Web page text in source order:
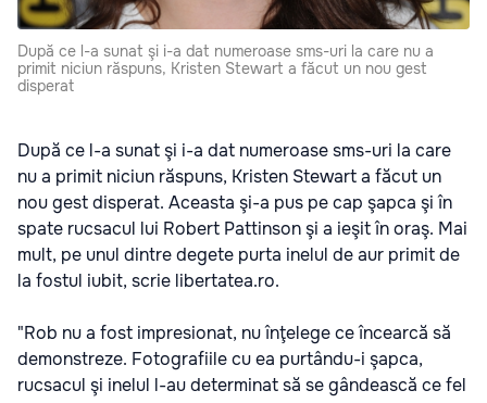
După ce l-a sunat şi i-a dat numeroase sms-uri la care nu a
primit niciun răspuns, Kristen Stewart a făcut un nou gest
disperat
După ce l-a sunat şi i-a dat numeroase sms-uri la care
nu a primit niciun răspuns, Kristen Stewart a făcut un
nou gest disperat. Aceasta şi-a pus pe cap şapca şi în
spate rucsacul lui Robert Pattinson şi a ieşit în oraş. Mai
mult, pe unul dintre degete purta inelul de aur primit de
la fostul iubit, scrie libertatea.ro.
"Rob nu a fost impresionat, nu înţelege ce încearcă să
demonstreze. Fotografiile cu ea purtându-i şapca,
rucsacul şi inelul l-au determinat să se gândească ce fel